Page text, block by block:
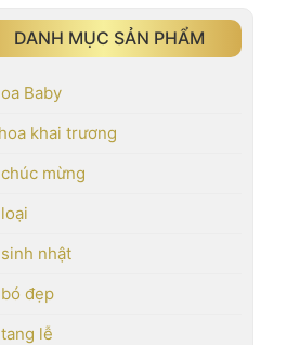
DANH MỤC SẢN PHẨM
Baby
khai trương
mừng
nhật
đẹp
lễ